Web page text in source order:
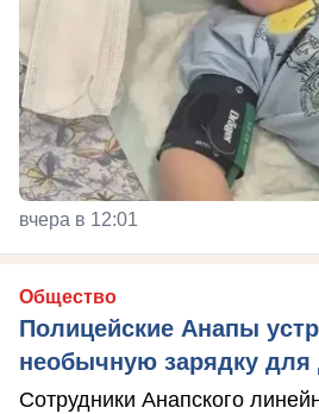
вчера в 12:01
Общество
Полицейские Анапы
необычную зарядку для
Сотрудники Анапского